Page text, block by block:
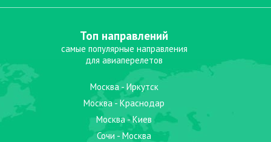
Топ направлений
самые популярные направления
для авиаперелетов
Москва - Иркутск
Москва - Краснодар
Москва - Киев
Сочи - Москва